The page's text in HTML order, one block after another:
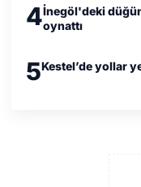
4İnegöl'deki
oynattı
5Kestel’de yollar